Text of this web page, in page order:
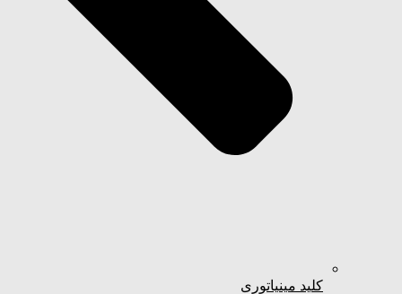
کلید مینیاتوری